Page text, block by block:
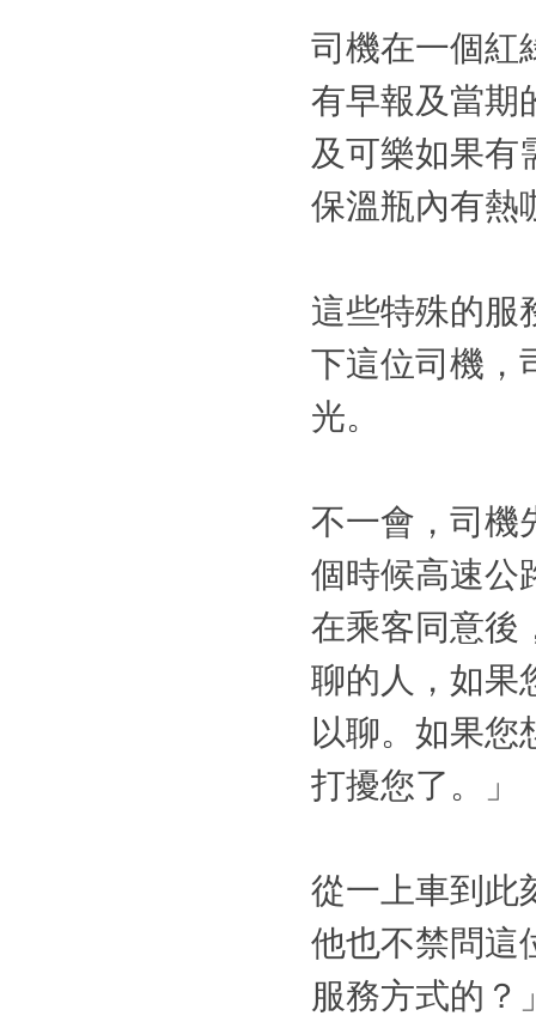
司機在一個紅
有早報及當期
及可樂如果有
保溫瓶內有熱
這些特殊的服
下這位司機，
光。
不一會， 司機
個時候高速公
在乘客同意後
聊的人，如果
以聊。如果您
打擾您了。」
從一上車到此
他也不禁問這
服務方式的？